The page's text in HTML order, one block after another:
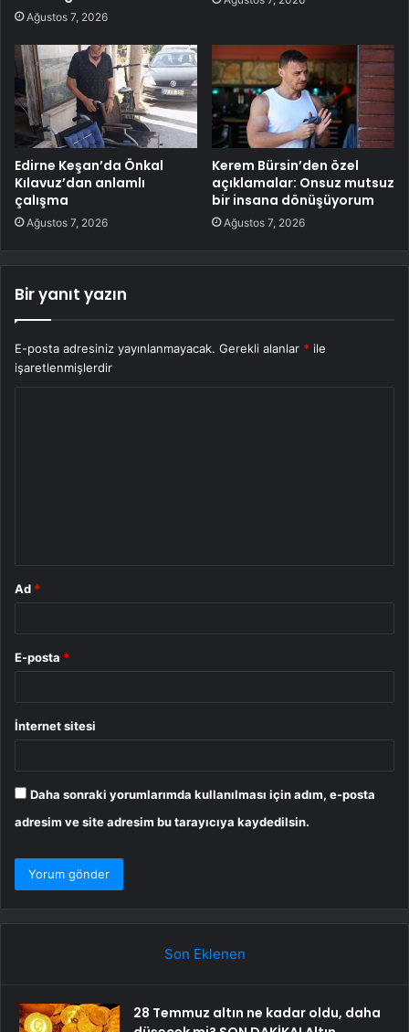
Ağustos 7, 2026
Edirne Keşan’da Önkal
Kılavuz’dan anlamlı
çalışma
Ağustos 7, 2026
Kerem Bürsin’den özel
açıklamalar: Onsuz mutsuz
bir insana dönüşüyorum
Ağustos 7, 2026
Bir yanıt yazın
E-posta adresiniz yayınlanmayacak. Gerekli alanlar * ile
işaretlenmişlerdir
Ad *
E-posta *
İnternet sitesi
Daha sonraki yorumlarımda kullanılması için adım, e-posta
adresim ve site adresim bu tarayıcıya kaydedilsin.
Son Eklenen
28 Temmuz altın ne kadar oldu, daha